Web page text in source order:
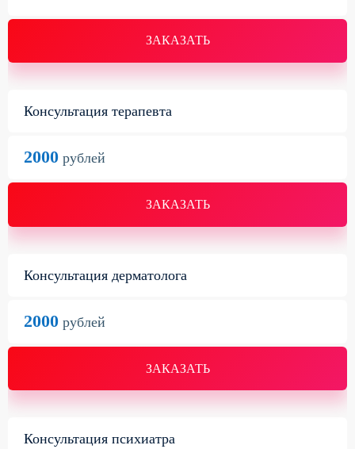
ЗАКАЗАТЬ
Консультация терапевта
ЗАКАЗАТЬ
2000 рублей
Консультация дерматолога
ЗАКАЗАТЬ
2000 рублей
Консультация психиатра